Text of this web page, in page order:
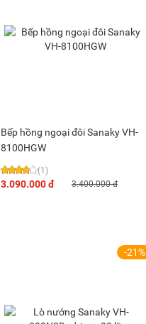
Bếp hồng ngoại đôi Sanaky VH-
8100HGW
(1)
3.090.000 đ 3.400.000 đ
-21%